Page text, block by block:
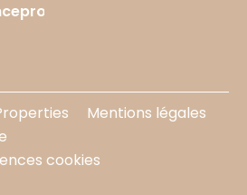
Mentions légales
cookies